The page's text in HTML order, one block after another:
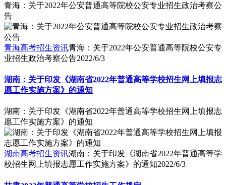
青海：关于2022年公安普通高等院校公安专业招生政治考察公
告
青海高考招生资讯青海：关于2022年公安普通高等院校公安专
业招生政治考察公告2022/6/3
湖南：关于印发《湖南省2022年普通高等学校招生网上填报志
愿工作实施方案》的通知
湖南：关于印发《湖南省2022年普通高等学校招生网上填报志
愿工作实施方案》的通知
湖南高考招生资讯湖南：关于印发《湖南省2022年普通高等学
校招生网上填报志愿工作实施方案》的通知2022/6/3